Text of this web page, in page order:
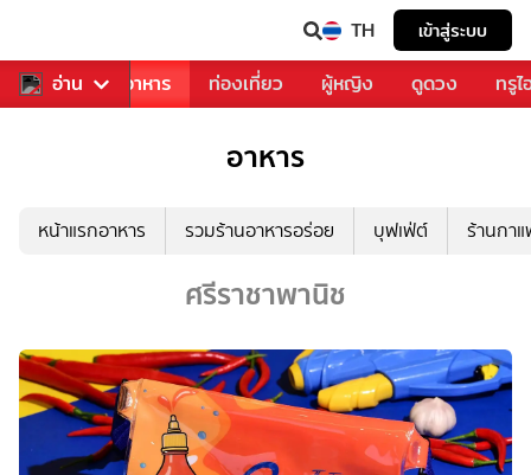
TH เข้าสู่ระบบ
อ่าน
การเพลง อาหาร ท่องเที่ยว ผู้หญิง ดูดวง ทรู
อาหาร
หน้าแรกอาหาร รวมร้านอาหารอร่อย บุฟเฟ่ต์ ร้านกา
ศรีราชาพานิช